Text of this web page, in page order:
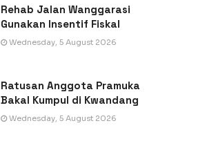
Rehab Jalan Wanggarasi
Gunakan Insentif Fiskal
Wednesday, 5 August 2026
Ratusan Anggota Pramuka
Bakal Kumpul di Kwandang
Wednesday, 5 August 2026